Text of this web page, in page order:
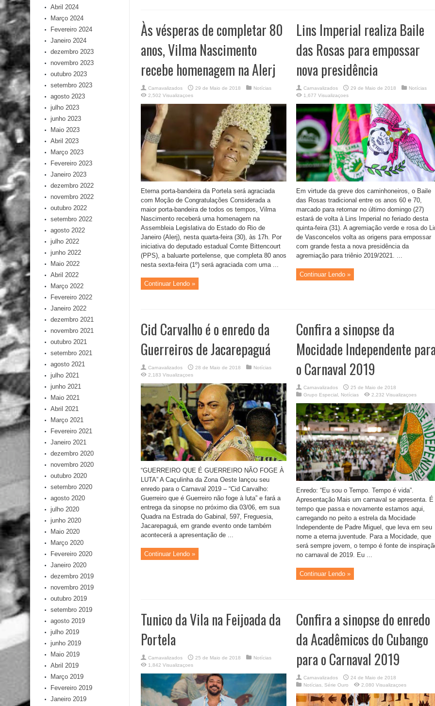
Às vésperas de completar 80
anos, Vilma Nascimento
recebe homenagem na Alerj
Carnavalizados 29 de Maio de 2018
Notícias
2,502 Visualizaçoes
Eterna porta-bandeira da Portela será agraciada
com Moção de Congratulações Considerada a
maior porta-bandeira de todos os tempos, Vilma
Nascimento receberá uma homenagem na
Assembleia Legislativa do Estado do Rio de
Janeiro (Alerj), nesta quarta-feira (30), às 17h. Por
iniciativa do deputado estadual Comte Bittencourt
(PPS), a baluarte portelense, que completa 80 anos
nesta sexta-feira (1º) será agraciada com uma ...
Continuar Lendo »
Lins Imperial realiza Baile
das Rosas para empossar
nova presidência
Carnavalizados 29 de Maio de 2018
Notícias
1,677 Visualizaçoes
Em virtude da greve dos caminhoneiros, o Baile
das Rosas tradicional entre os anos 60 e 70,
marcado para retornar no último domingo (27)
estará de volta à Lins Imperial no feriado desta
quinta-feira (31). A agremiação verde e rosa do
de Vasconcelos volta as origens para empossar
com grande festa a nova presidência da
agremiação para triênio 2019/2021. ...
Continuar Lendo »
Cid Carvalho é o enredo da
Guerreiros de Jacarepaguá
Carnavalizados 28 de Maio de 2018
Notícias
2,183 Visualizaçoes
“GUERREIRO QUE É GUERREIRO NÃO FOGE À
LUTA” A Caçulinha da Zona Oeste lançou seu
enredo para o Carnaval 2019 – “Cid Carvalho:
Guerreiro que é Guerreiro não foge à luta” e fará a
entrega da sinopse no próximo dia 03/06, em sua
Quadra na Estrada do Gabinal, 597, Freguesia,
Jacarepaguá, em grande evento onde também
acontecerá a apresentação de ...
Continuar Lendo »
Confira a sinopse da
Mocidade Independente
o Carnaval 2019
Carnavalizados
25 de Maio de 2018
Grupo Especial
Notícias 2,232 Visualizaçoes
Enredo: “Eu sou o Tempo. Tempo é vida”.
Apresentação Mais um carnaval se apresenta. É
tempo que passa e novamente estamos aqui,
carregando no peito a estrela da Mocidade
Independente de Padre Miguel, que leva em seu
nome a eterna juventude. Para a Mocidade, que
será sempre jovem, o tempo é fonte de
no carnaval de 2019. Eu ...
Continuar Lendo »
Tunico da Vila na Feijoada da
Portela
Carnavalizados 25 de Maio de 2018
Notícias
1,842 Visualizaçoes
Confira a sinopse do enredo
da Acadêmicos do Cubango
para o Carnaval 2019
Carnavalizados
24 de Maio de 2018
Notícias Série Ouro 2,080 Visualizaçoes
Abril 2024
Março 2024
Fevereiro 2024
Janeiro 2024
dezembro 2023
novembro 2023
outubro 2023
setembro 2023
agosto 2023
julho 2023
junho 2023
Maio 2023
Abril 2023
Março 2023
Fevereiro 2023
Janeiro 2023
dezembro 2022
novembro 2022
outubro 2022
setembro 2022
agosto 2022
julho 2022
junho 2022
Maio 2022
Abril 2022
Março 2022
Fevereiro 2022
Janeiro 2022
dezembro 2021
novembro 2021
outubro 2021
setembro 2021
agosto 2021
julho 2021
junho 2021
Maio 2021
Abril 2021
Março 2021
Fevereiro 2021
Janeiro 2021
dezembro 2020
novembro 2020
outubro 2020
setembro 2020
agosto 2020
julho 2020
junho 2020
Maio 2020
Março 2020
Fevereiro 2020
Janeiro 2020
dezembro 2019
novembro 2019
outubro 2019
setembro 2019
agosto 2019
julho 2019
junho 2019
Maio 2019
Abril 2019
Março 2019
Fevereiro 2019
Janeiro 2019